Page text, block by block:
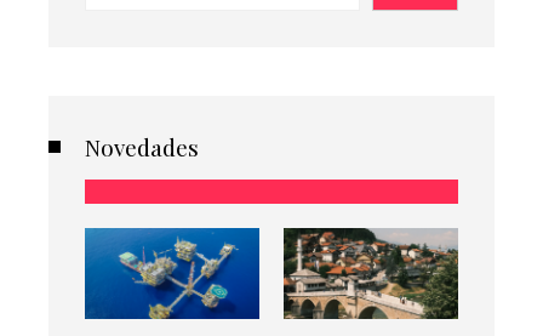
Novedades